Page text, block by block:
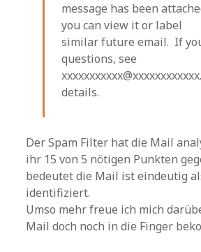
message has been
you can view it or label
similar future email. If
questions, see
details.
Der Spam Filter hat die Mail
ihr 15 von 5 nötigen Punkten
bedeutet die Mail ist eindeutig
identifiziert.
Umso mehr freue ich mich
Mail doch noch in die Finger